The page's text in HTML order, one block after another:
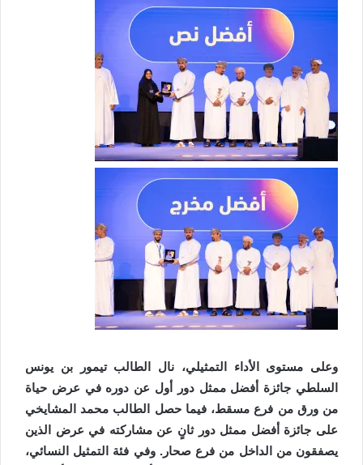
وعلى مستوى الأداء التمثيلي، نال الطالب تيمور بن يونس
السلطي جائزة أفضل ممثل دور أول عن دوره في عرض حياة
من ورق من فرع مسقط، فيما حصل الطالب محمد المشايخي
على جائزة أفضل ممثل دور ثانٍ عن مشاركته في عرض الذين
يصفقون من الداخل من فرع صحار. وفي فئة التمثيل النسائي،